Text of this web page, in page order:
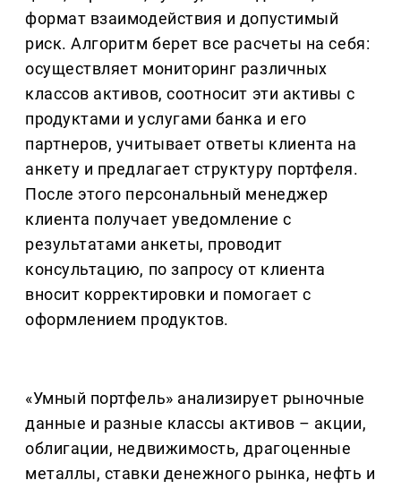
формат взаимодействия и допустимый
риск. Алгоритм берет все расчеты на себя:
осуществляет мониторинг различных
классов активов, соотносит эти активы с
продуктами и услугами банка и его
партнеров, учитывает ответы клиента на
анкету и предлагает структуру портфеля.
После этого персональный менеджер
клиента получает уведомление с
результатами анкеты, проводит
консультацию, по запросу от клиента
вносит корректировки и помогает с
оформлением продуктов.
«Умный портфель» анализирует рыночные
данные и разные классы активов – акции,
облигации, недвижимость, драгоценные
металлы, ставки денежного рынка, нефть и